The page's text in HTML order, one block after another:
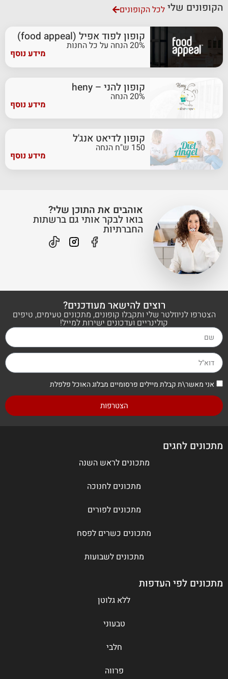
הקופונים שלי לכל הקופונים
קופון לפוד אפיל (food appeal)
20% הנחה על כל החנות
מידע נוסף
קופון להני – heny
20% הנחה
מידע נוסף
קופון לדיאט אנג'ל
150 ש"ח הנחה
מידע נוסף
אוהבים את התוכן שלי?
בואו לבקר אותי גם ברשתות
החברתיות
רוצים להישאר מעודכנים?
הצטרפו לניוזלטר שלי ותקבלו קופונים, מתכונים טעימים, טיפים
קולינריים ועדכונים ישירות למייל!
אני מאשר\ת קבלת מיילים פרסומיים מבלוג האוכל פלפלת
הצטרפות
מתכונים לחגים
מתכונים לראש השנה
מתכונים לחנוכה
מתכונים לפורים
מתכונים כשרים לפסח
מתכונים לשבועות
מתכונים לפי העדפות
ללא גלוטן
טבעוני
חלבי
פרווה